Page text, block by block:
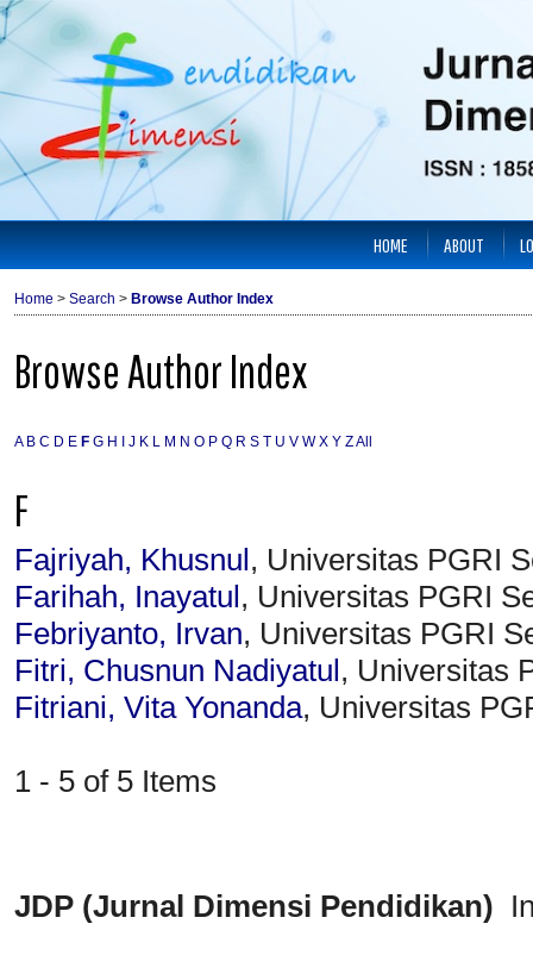
HOME ABOUT
Home > Search > Browse Author Index
Browse Author Index
A B C D E F G H J K L M N O P Q R S T U V W X Y ZAll
F
Fajriyah, Khusnul, Universitas PGRI
Farihah, Inayatul, Universitas PGRI
Febriyanto, Irvan, Universitas PGRI
Fitri, Chusnun Nadiyatul, Universitas
Fitriani, Vita Yonanda, Universitas
1 - 5 of 5 Items
JDP (Jurnal Dimensi Pendidikan)